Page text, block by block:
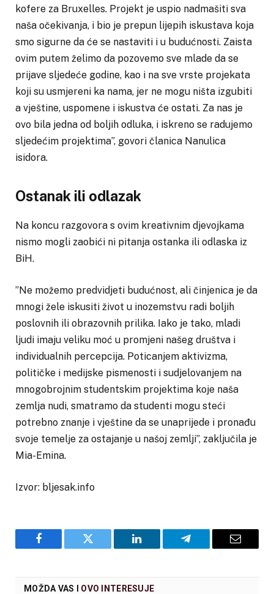
kofere za Bruxelles. Projekt je uspio nadmašiti sva
naša očekivanja, i bio je prepun lijepih iskustava koja
smo sigurne da će se nastaviti i u budućnosti. Zaista
ovim putem želimo da pozovemo sve mlade da se
prijave sljedeće godine, kao i na sve vrste projekata
koji su usmjereni ka nama, jer ne mogu ništa izgubiti
a vještine, uspomene i iskustva će ostati. Za nas je
ovo bila jedna od boljih odluka, i iskreno se radujemo
sljedećim projektima”, govori članica Nanulica
isidora.
Ostanak ili odlazak
Na koncu razgovora s ovim kreativnim djevojkama
nismo mogli zaobići ni pitanja ostanka ili odlaska iz
BiH.
”Ne možemo predvidjeti budućnost, ali činjenica je da
mnogi žele iskusiti život u inozemstvu radi boljih
poslovnih ili obrazovnih prilika. Iako je tako, mladi
ljudi imaju veliku moć u promjeni našeg društva i
individualnih percepcija. Poticanjem aktivizma,
političke i medijske pismenosti i sudjelovanjem na
mnogobrojnim studentskim projektima koje naša
zemlja nudi, smatramo da studenti mogu steći
potrebno znanje i vještine da se unaprijede i pronađu
svoje temelje za ostajanje u našoj zemlji”, zaključila je
Mia-Emina.
Izvor: bljesak.info
Facebook Twitter LinkedIn Telegram Email
MOŽDA VAS I OVO INTERESUJE